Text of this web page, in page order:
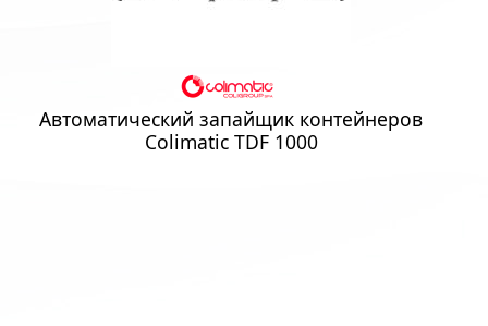
Автоматический запайщик контейнеров
Colimatic TDF 1000